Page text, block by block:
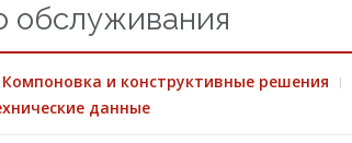
обслуживания
Компоновка и конструктивные решения
данные